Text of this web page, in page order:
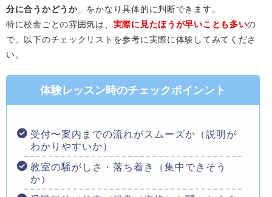
分に合うかどうか」をかなり具体的に判断できます。
特に校舎ごとの雰囲気は、 実際に見たほうが早いことも多いの
で、以下のチェックリストを参考に実際に体験してみてくださ
い。
体験レッスン時のチェックポインント
受付〜案内までの流れがスムーズか（説明が
わかりやすいか）
教室の騒がしさ・落ち着き（集中できそう
か）